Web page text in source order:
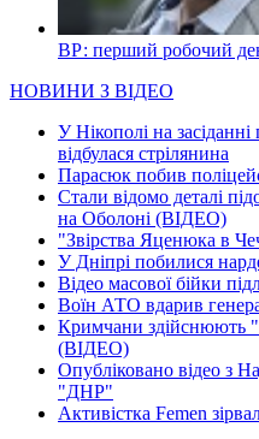
ВР: перший робочий
НОВИНИ З ВІДЕО
У Нікополі на засіданні
відбулася стрілянина
Парасюк побив
Стали відомо деталі
на Оболоні (ВІДЕО)
"Звірства Яценюка в
У Дніпрі побилися
Відео масової бійки
Воїн АТО вдарив
Кримчани здійснюють
(ВІДЕО)
Опубліковано відео з
"ДНР"
Активістка Femen